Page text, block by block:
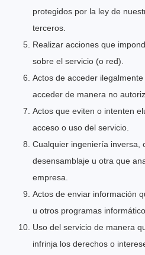
protegidos por la ley de
terceros.
Realizar acciones que
sobre el servicio (o red).
Actos de acceder
acceder de manera no
Actos que eviten o intenten
acceso o uso del servicio.
Cualquier ingeniería inversa,
desensamblaje u otra que
empresa.
Actos de enviar información
u otros programas
Uso del servicio de manera
infrinja los derechos o